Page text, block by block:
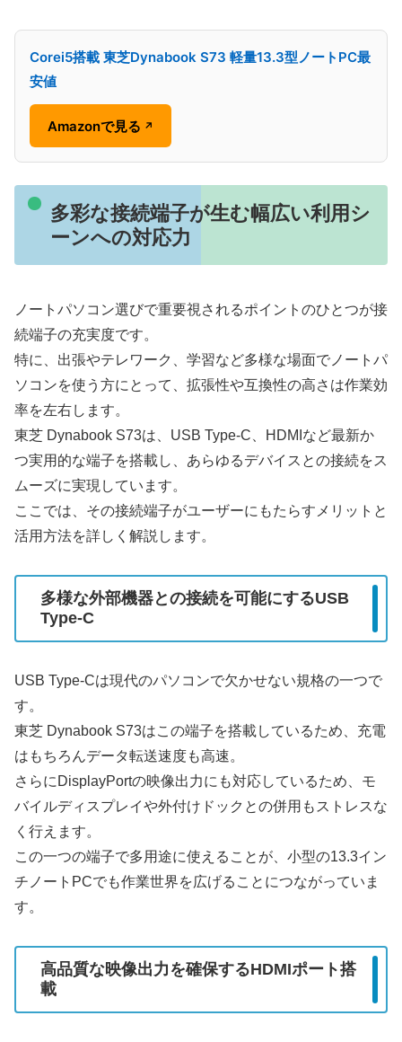
Corei5搭載 東芝Dynabook S73 軽量13.3型ノートPC最
安値
Amazonで見る ↗
多彩な接続端子が生む幅広い利用シ
ーンへの対応力
ノートパソコン選びで重要視されるポイントのひとつが接
続端子の充実度です。
特に、出張やテレワーク、学習など多様な場面でノートパ
ソコンを使う方にとって、拡張性や互換性の高さは作業効
率を左右します。
東芝 Dynabook S73は、USB Type-C、HDMIなど最新か
つ実用的な端子を搭載し、あらゆるデバイスとの接続をス
ムーズに実現しています。
ここでは、その接続端子がユーザーにもたらすメリットと
活用方法を詳しく解説します。
多様な外部機器との接続を可能にするUSB
Type-C
USB Type-Cは現代のパソコンで欠かせない規格の一つで
す。
東芝 Dynabook S73はこの端子を搭載しているため、充電
はもちろんデータ転送速度も高速。
さらにDisplayPortの映像出力にも対応しているため、モ
バイルディスプレイや外付けドックとの併用もストレスな
く行えます。
この一つの端子で多用途に使えることが、小型の13.3イン
チノートPCでも作業世界を広げることにつながっていま
す。
高品質な映像出力を確保するHDMIポート搭
載